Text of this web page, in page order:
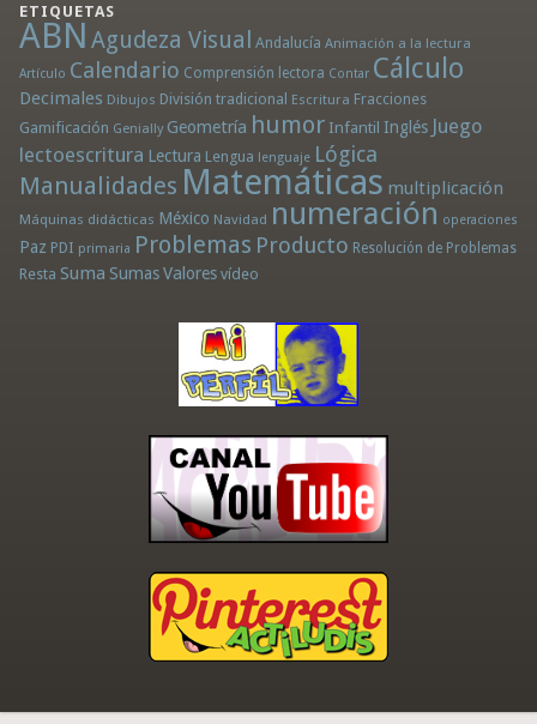
ETIQUETAS
ABN Agudeza Visual Andalucía Animación a la lectura
Artículo Calendario Comprensión lectora Contar Cálculo
Decimales Dibujos División tradicional Escritura Fracciones
Gamificación Genially Geometría humor Infantil Inglés Juego
lectoescritura Lectura Lengua lenguaje Lógica
Manualidades Matemáticas multiplicación
Máquinas didácticas México Navidad numeración operaciones
Paz PDI primaria Problemas Producto Resolución de Problemas
Resta Suma Sumas Valores vídeo